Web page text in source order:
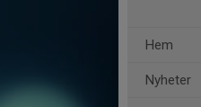
Hem
Nyheter